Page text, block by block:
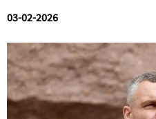
03-02-2026